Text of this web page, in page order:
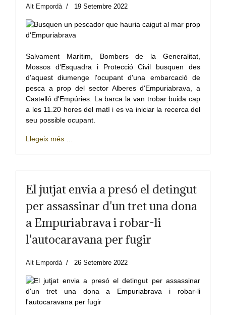
Alt Empordà 19 Setembre 2022
Salvament Marítim, Bombers de la Generalitat,
Mossos d'Esquadra i Protecció Civil busquen des
d'aquest diumenge l'ocupant d'una embarcació de
pesca a prop del sector Alberes d'Empuriabrava, a
Castelló d'Empúries. La barca la van trobar buida cap
a les 11.20 hores del matí i es va iniciar la recerca del
seu possible ocupant.
Llegeix més …
El jutjat envia a presó el detingut
per assassinar d'un tret una dona
a Empuriabrava i robar-li
l'autocaravana per fugir
Alt Empordà 26 Setembre 2022